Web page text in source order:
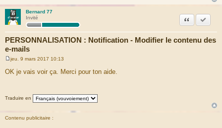
Bernard 77
Invité
PERSONNALISATION : Notification - Modifier le contenu des
e-mails
Citation
M
e
s
e
jeu. 9 mars 2017 10:13
OK je vais voir ça. Merci pour ton aide.
Traduire en
Contenu publicitaire :